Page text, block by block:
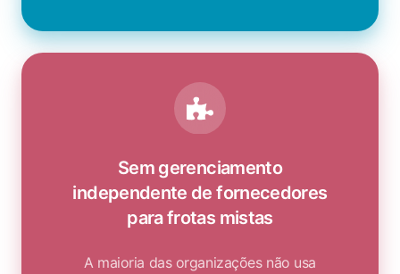
Sem gerenciamento
independente de fornecedores
para frotas mistas
A maioria das organizações não usa